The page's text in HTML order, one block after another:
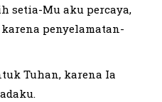
setia-Mu aku percaya,
penyelamatan-
Tuhan, karena Ia